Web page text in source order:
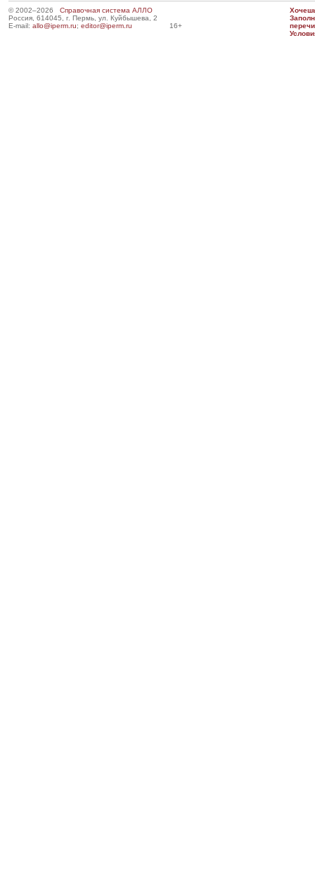
© 2002–2026 Справочная система АЛЛО
Россия, 614045, г. Пермь, ул. Куйбышева, 2
E-mail: allo@iperm.ru; editor@iperm.ru 16+